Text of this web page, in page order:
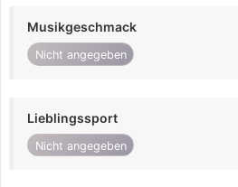
Musikgeschmack
Nicht angegeben
Lieblingssport
Nicht angegeben